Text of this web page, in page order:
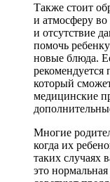
Также стоит
и атмосферу
и отсутствие
помочь
новые блюда.
рекомендуется
который
медицинские
Многие
когда их
таких случаях
это